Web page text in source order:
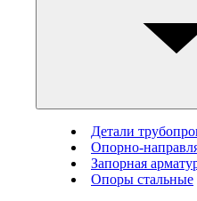
Детали
Опорно-
Запорная
Опоры стальные